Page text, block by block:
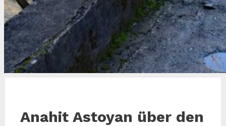
Anahit Astoyan über den